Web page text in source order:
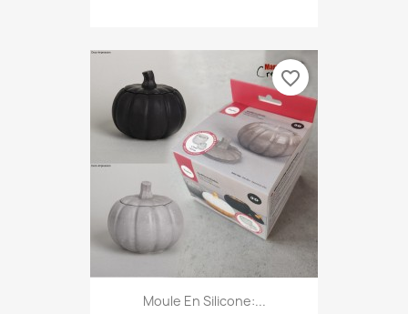
Moule En Silicone:...
favorite_border